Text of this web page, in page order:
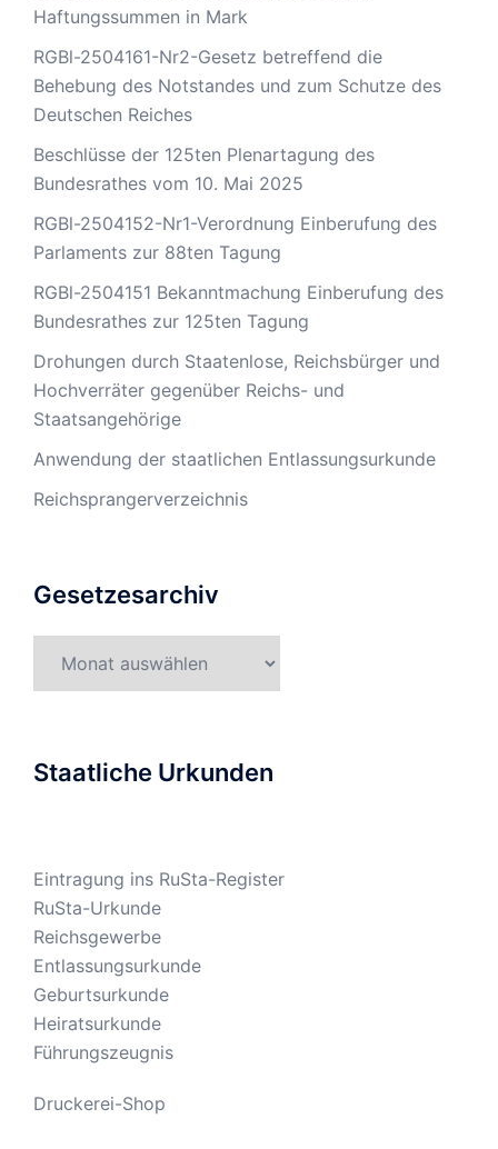
Haftungssummen in Mark
RGBl-2504161-Nr2-Gesetz betreffend die
Behebung des Notstandes und zum Schutze des
Deutschen Reiches
Beschlüsse der 125ten Plenartagung des
Bundesrathes vom 10. Mai 2025
RGBl-2504152-Nr1-Verordnung Einberufung des
Parlaments zur 88ten Tagung
RGBl-2504151 Bekanntmachung Einberufung des
Bundesrathes zur 125ten Tagung
Drohungen durch Staatenlose, Reichsbürger und
Hochverräter gegenüber Reichs- und
Staatsangehörige
Anwendung der staatlichen Entlassungsurkunde
Reichsprangerverzeichnis
Gesetzesarchiv
Staatliche Urkunden
Eintragung ins RuSta-Register
RuSta-Urkunde
Reichsgewerbe
Entlassungsurkunde
Geburtsurkunde
Heiratsurkunde
Führungszeugnis
Druckerei-Shop